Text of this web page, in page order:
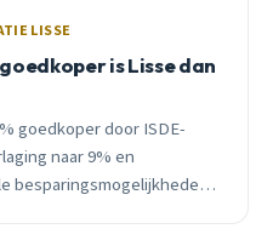
LISSE
is Lisse dan
goedkoper door ISDE-
naar 9% en
besparingsmogelijkheden